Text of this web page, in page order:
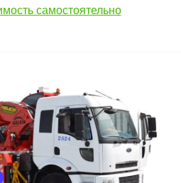
самостоятельно